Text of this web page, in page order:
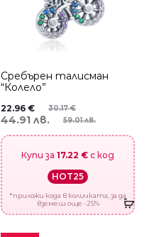
Сребърен талисман
“Колело”
30.17€
22.96 €
59.01 лв.
44.91 лв.
Купи за 17.22 € с код
HOT25
*приложи кода в количката, за да
вземеш още -25%